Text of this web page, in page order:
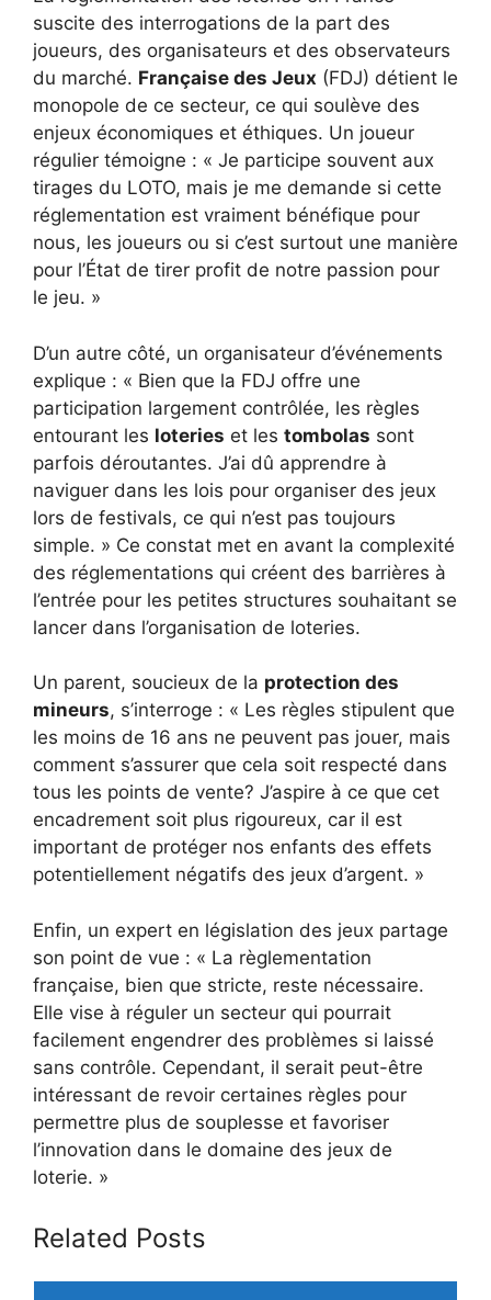
suscite des interrogations de la part des
joueurs, des organisateurs et des observateurs
du marché. Française des Jeux (FDJ) détient le
monopole de ce secteur, ce qui soulève des
enjeux économiques et éthiques. Un joueur
régulier témoigne : « Je participe souvent aux
tirages du LOTO, mais je me demande si cette
réglementation est vraiment bénéfique pour
nous, les joueurs ou si c’est surtout une manière
pour l’État de tirer profit de notre passion pour
le jeu. »
D’un autre côté, un organisateur d’événements
explique : « Bien que la FDJ offre une
participation largement contrôlée, les règles
entourant les loteries et les tombolas sont
parfois déroutantes. J’ai dû apprendre à
naviguer dans les lois pour organiser des jeux
lors de festivals, ce qui n’est pas toujours
simple. » Ce constat met en avant la complexité
des réglementations qui créent des barrières à
l’entrée pour les petites structures souhaitant se
lancer dans l’organisation de loteries.
Un parent, soucieux de la protection des
mineurs, s’interroge : « Les règles stipulent que
les moins de 16 ans ne peuvent pas jouer, mais
comment s’assurer que cela soit respecté dans
tous les points de vente? J’aspire à ce que cet
encadrement soit plus rigoureux, car il est
important de protéger nos enfants des effets
potentiellement négatifs des jeux d’argent. »
Enfin, un expert en législation des jeux partage
son point de vue : « La règlementation
française, bien que stricte, reste nécessaire.
Elle vise à réguler un secteur qui pourrait
facilement engendrer des problèmes si laissé
sans contrôle. Cependant, il serait peut-être
intéressant de revoir certaines règles pour
permettre plus de souplesse et favoriser
l’innovation dans le domaine des jeux de
loterie. »
Related Posts